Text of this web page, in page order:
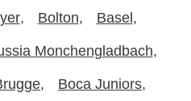
Bolton Basel
Monchengladbach
Boca Juniors